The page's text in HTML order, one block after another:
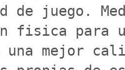
de juego.
fisica para
una mejor